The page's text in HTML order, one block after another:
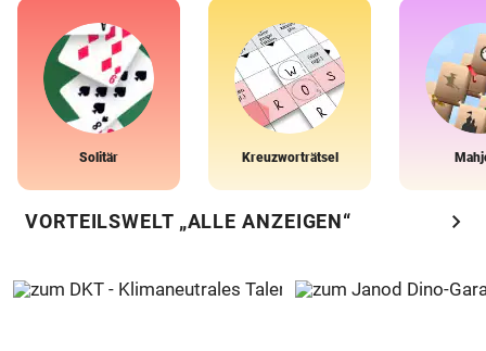
Solitär Kreuzworträtsel
VORTEILSWELT „ALLE ANZEIGEN“ chevron_right